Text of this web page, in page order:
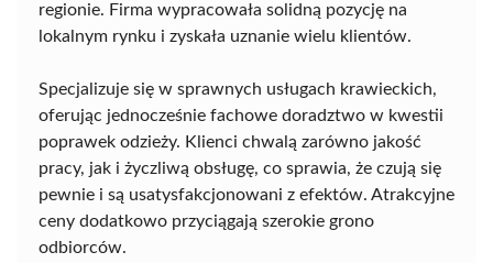
regionie. Firma wypracowała solidną pozycję na
lokalnym rynku i zyskała uznanie wielu klientów.
Specjalizuje się w sprawnych usługach krawieckich,
oferując jednocześnie fachowe doradztwo w kwestii
poprawek odzieży. Klienci chwalą zarówno jakość
pracy, jak i życzliwą obsługę, co sprawia, że czują się
pewnie i są usatysfakcjonowani z efektów. Atrakcyjne
ceny dodatkowo przyciągają szerokie grono
odbiorców.